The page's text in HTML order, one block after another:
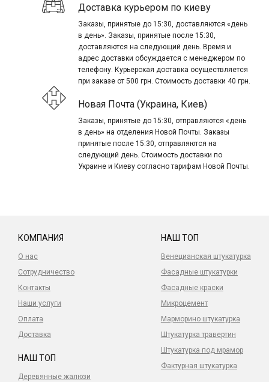
Доставка курьером по киеву
Заказы, принятые до 15:30, доставляются «день
в день». Заказы, принятые после 15:30,
доставляются на следующий день. Время и
адрес доставки обсуждается с менеджером по
телефону. Курьерская доставка осуществляется
при заказе от 500 грн. Стоимость доставки 40 грн.
Новая Почта (Украина, Киев)
Заказы, принятые до 15:30, отправляются «день
в день» на отделения Новой Почты. Заказы
принятые после 15:30, отправляются на
следующий день. Стоимость доставки по
Украине и Киеву согласно тарифам Новой Почты.
КОМПАНИЯ
О нас
Сотрудничество
Контакты
Наши услуги
Оплата
Доставка
НАШ ТОП
Венецианская штукатурка
Фасадные штукатурки
Фасадные краски
Микроцемент
Марморино штукатурка
Штукатурка травертин
Штукатурка под мрамор
Фактурная штукатурка
НАШ ТОП
Деревянные жалюзи